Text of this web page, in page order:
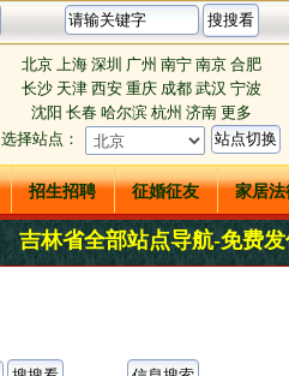
北京 上海 深圳 广州 南宁 南京 合肥
长沙 天津 西安 重庆 成都 武汉 宁波
沈阳 长春 哈尔滨 杭州 济南 更多
选择站点 ：
招生招聘 征婚征友 家居法
吉林省全部站点导航-免费